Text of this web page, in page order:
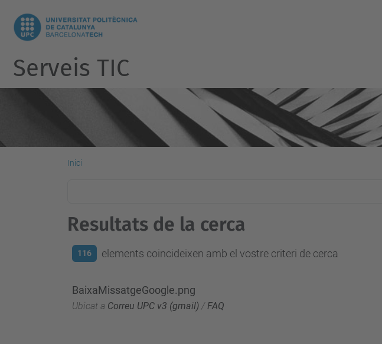
Serveis TIC
Inici
Resultats de la cerca
116 elements coincideixen amb el vostre criteri de cerca
BaixaMissatgeGoogle.png
Ubicat a Correu UPC v3 (gmail) / FAQ